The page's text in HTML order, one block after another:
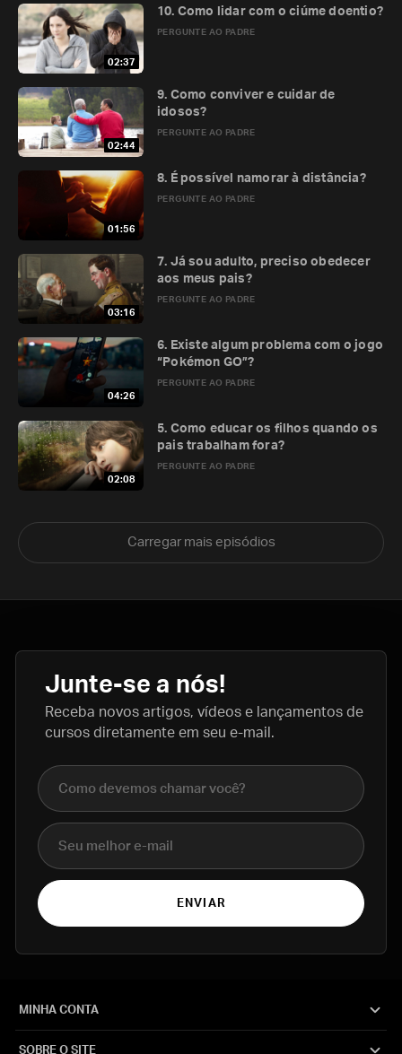
02:37
PERGUNTE AO PADRE
10. Como lidar com o ciúme doentio?
02:44
PERGUNTE AO PADRE
9. Como conviver e cuidar de
idosos?
01:56
PERGUNTE AO PADRE
8. É possível namorar à distância?
03:16
PERGUNTE AO PADRE
7. Já sou adulto, preciso obedecer
aos meus pais?
04:26
PERGUNTE AO PADRE
6. Existe algum problema com o jogo
“Pokémon GO”?
02:08
PERGUNTE AO PADRE
5. Como educar os filhos quando os
pais trabalham fora?
Carregar mais episódios
Junte-se a nós!
Receba novos artigos, vídeos e lançamentos de
cursos diretamente em seu e-mail.
Nome completo
E-mail
ENVIAR
MINHA CONTA
SOBRE O SITE